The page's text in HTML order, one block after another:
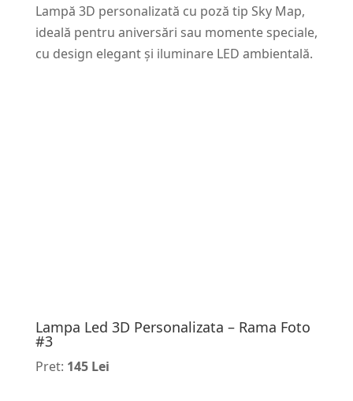
Lampă 3D personalizată cu poză tip Sky Map,
ideală pentru aniversări sau momente speciale,
cu design elegant și iluminare LED ambientală.
Lampa Led 3D Personalizata – Rama Foto
#3
Pret: 145 Lei